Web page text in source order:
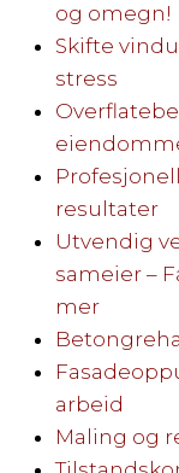
og omegn!
Skifte
stress
resultater
Utvendig
sameier –
mer
arbeid
Maling og